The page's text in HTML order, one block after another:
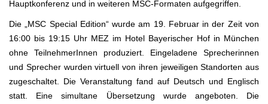
Hauptkonferenz und in weiteren MSC-Formaten aufgegriffen.
Die „MSC Special Edition“ wurde am 19. Februar in der Zeit von
16:00 bis 19:15 Uhr MEZ im Hotel Bayerischer Hof in München
ohne TeilnehmerInnen produziert. Eingeladene Sprecherinnen
und Sprecher wurden virtuell von ihren jeweiligen Standorten aus
zugeschaltet. Die Veranstaltung fand auf Deutsch und Englisch
statt. Eine simultane Übersetzung wurde angeboten. Die